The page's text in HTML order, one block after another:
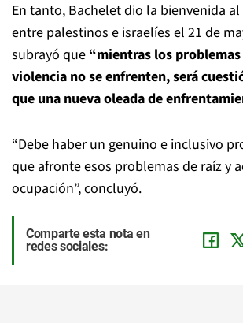
En tanto, Bachelet dio la bienvenida
entre palestinos e israelíes el 21 de
subrayó que “mientras los
violencia no se enfrenten, será
que una nueva oleada de
“Debe haber un genuino e inclusivo
que afronte esos problemas de raíz y
ocupación”, concluyó.
Comparte esta nota en
redes sociales: